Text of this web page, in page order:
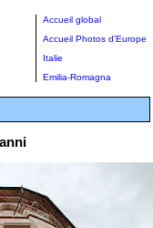
Accueil global
Accueil Photos d'Europe
Italie
Emilia-Romagna